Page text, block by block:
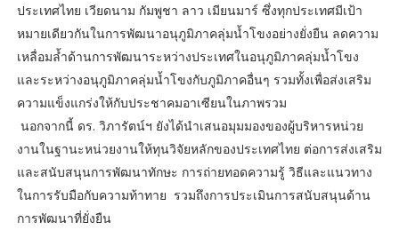
ประเทศไทย เวียดนาม กัมพูชา ลาว เมียนมาร์ ซึ่งทุกประเทศมีเป้า
หมายเดียวกันในการพัฒนาอนุภูมิภาคลุ่มน้ำโขงอย่างยั่งยืน ลดความ
เหลื่อมล้ำด้านการพัฒนาระหว่างประเทศในอนุภูมิภาคลุ่มน้ำโขง
และระหว่างอนุภูมิภาคลุ่มน้ำโขงกับภูมิภาคอื่นๆ รวมทั้งเพื่อส่งเสริม
ความแข็งแกร่งให้กับประชาคมอาเซียนในภาพรวม
นอกจากนี้ ดร. วิภารัตน์ฯ ยังได้นำเสนอมุมมองของผู้บริหารหน่วย
งานในฐานะหน่วยงานให้ทุนวิจัยหลักของประเทศไทย ต่อการส่งเสริม
และสนับสนุนการพัฒนาทักษะ การถ่ายทอดความรู้ วิธีและแนวทาง
ในการรับมือกับความท้าทาย รวมถึงการประเมินการสนับสนุนด้าน
การพัฒนาที่ยั่งยืน